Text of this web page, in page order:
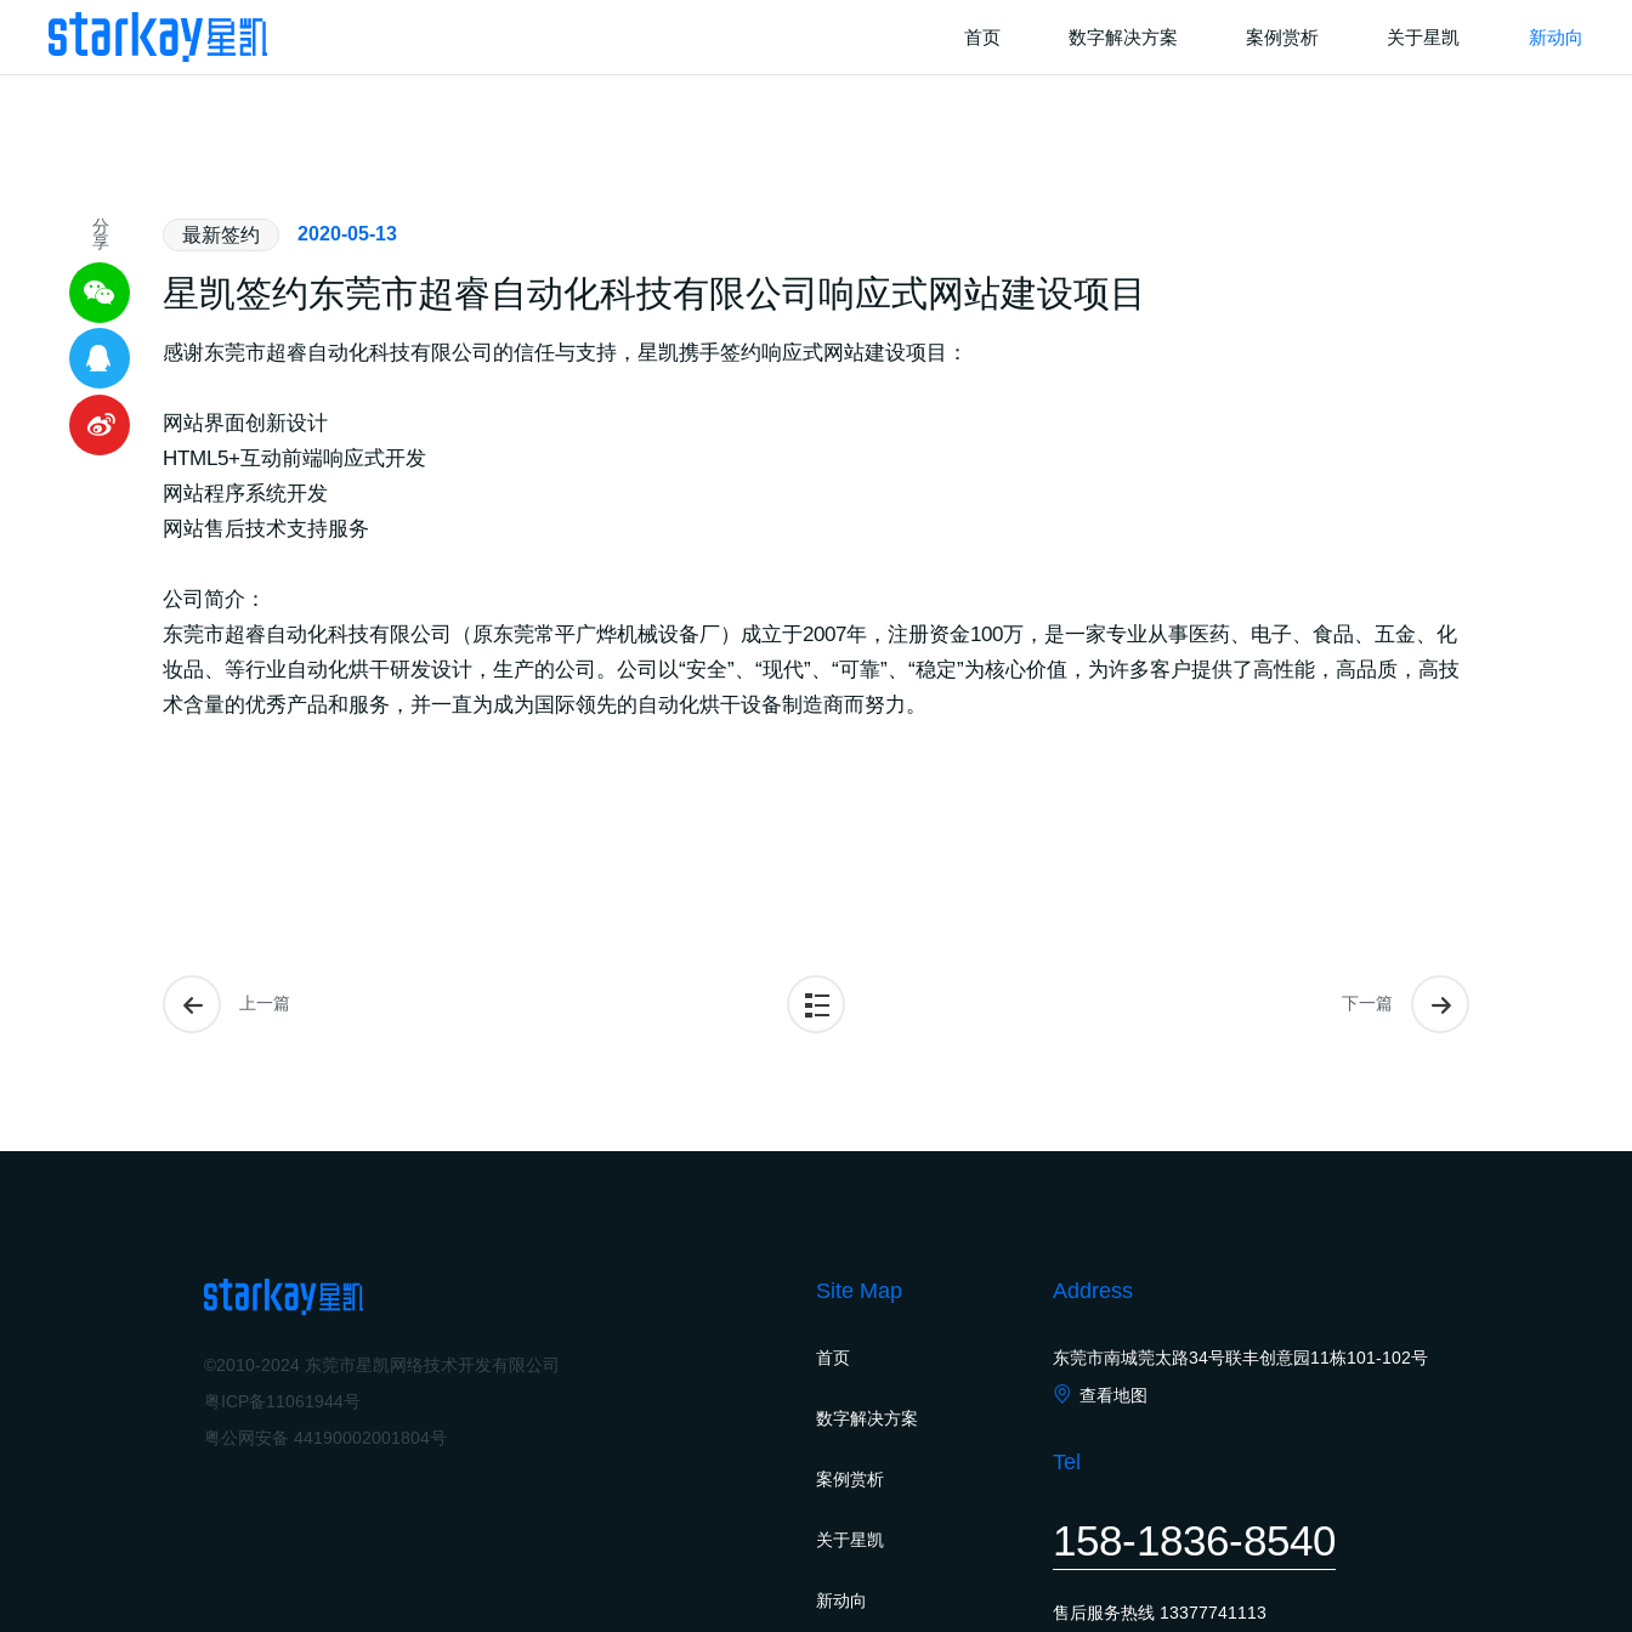
首页 数字解决方案 案例赏析 关于星凯 新动向
分
享
最新签约 2020-05-13
星凯签约东莞市超睿自动化科技有限公司响应式网站建设项目
感谢东莞市超睿自动化科技有限公司的信任与支持，星凯携手签约响应式网站建设项目：
网站界面创新设计
HTML5+互动前端响应式开发
网站程序系统开发
网站售后技术支持服务
公司简介：
东莞市超睿自动化科技有限公司（原东莞常平广烨机械设备厂）成立于2007年，注册资金100万，是一家专业从事医药、电子、食品、五金、化
妆品、等行业自动化烘干研发设计，生产的公司。公司以“安全”、“现代”、“可靠”、“稳定”为核心价值，为许多客户提供了高性能，高品质，高技
术含量的优秀产品和服务，并一直为成为国际领先的自动化烘干设备制造商而努力。
上一篇 下一篇
©2010-2024 东莞市星凯网络技术开发有限公司
粤ICP备11061944号
粤公网安备 44190002001804号
Site Map
首页
数字解决方案
案例赏析
关于星凯
新动向
Address
东莞市南城莞太路34号联丰创意园11栋101-102号
查看地图
Tel
158-1836-8540
售后服务热线 13377741113